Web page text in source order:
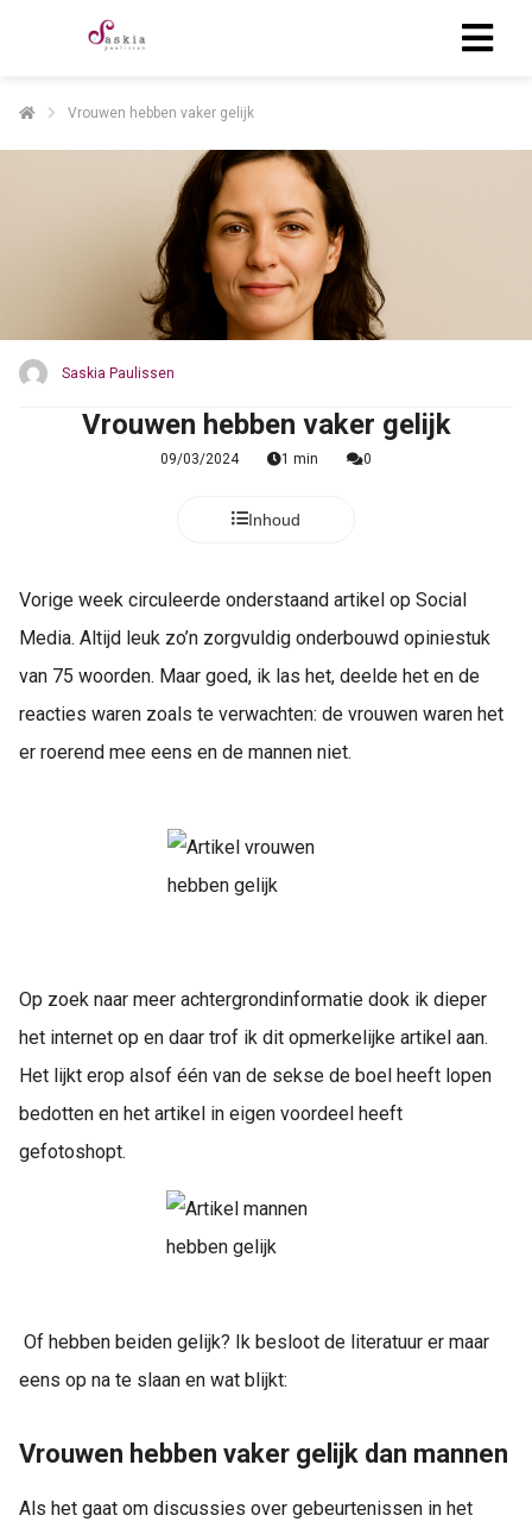
Vrouwen hebben vaker gelijk
Saskia Paulissen
Vrouwen hebben vaker gelijk
09/03/2024 1 min 0
Inhoud
Vorige week circuleerde onderstaand artikel op Social
Media. Altijd leuk zo’n zorgvuldig onderbouwd opiniestuk
van 75 woorden. Maar goed, ik las het, deelde het en de
reacties waren zoals te verwachten: de vrouwen waren het
er roerend mee eens en de mannen niet.
Op zoek naar meer achtergrondinformatie dook ik dieper
het internet op en daar trof ik dit opmerkelijke artikel aan.
Het lijkt erop alsof één van de sekse de boel heeft lopen
bedotten en het artikel in eigen voordeel heeft
gefotoshopt.
Of hebben beiden gelijk? Ik besloot de literatuur er maar
eens op na te slaan en wat blijkt:
Vrouwen hebben vaker gelijk dan mannen
Als het gaat om discussies over gebeurtenissen in het